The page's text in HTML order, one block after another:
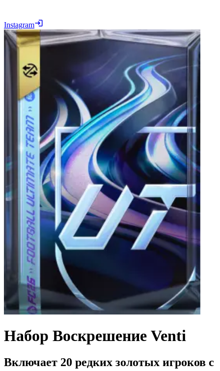
Instagram
Набор Воскрешение Venti
Включает 20 редких золотых игроков с